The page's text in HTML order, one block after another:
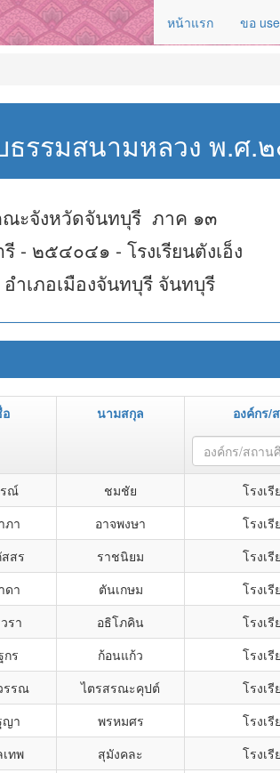
หน้าแรก ขอ
ธรรมสนามหลวง พ.ศ.
ณะจังหวัดจันทบุรี ภาค ๑๓
- ๒๕๔๐๔๑ - โรงเรียนตังเอ็ง
ำเภอเมืองจันทบุรี จันทบุรี
นามสกุล องค์กร/
องค์กร/สถาน
ณ์ ชมชัย โรงเรี
ภา อาจพงษา โรงเรี
สร ราชนิยม โรงเรี
ดา ตันเกษม โรงเรี
รา อธิโภคิน โรงเรี
ร ก้อนแก้ว โรงเรี
รรณ ไตรสรณะคุปต์ โรงเรี
า พรหมศร โรงเรี
ทพ สุมังคละ โรงเรี